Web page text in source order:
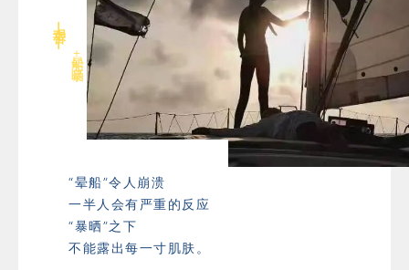
艰苦——
+
暴晒
“晕船”令人崩溃
一半人会有严重的反应
“暴晒”之下
不能露出每一寸肌肤 。